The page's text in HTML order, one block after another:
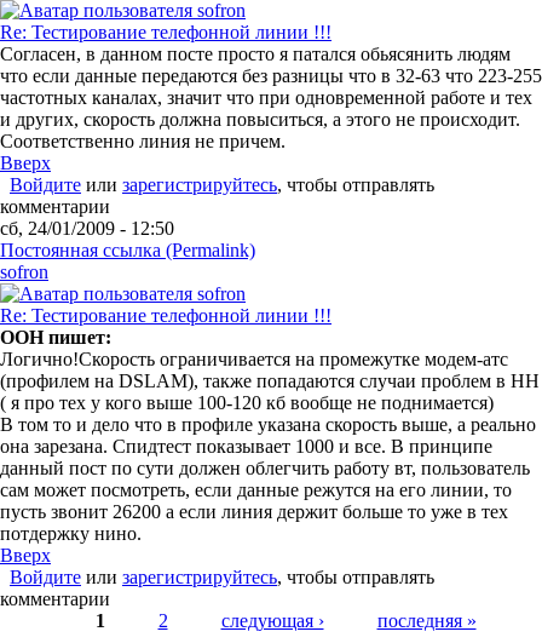
Re: Тестирование телефонной линии !!!
Согласен, в данном посте просто я патался обьясянить людям
что если данные передаются без разницы что в 32-63 что 223-255
частотных каналах, значит что при одновременной работе и тех
и других, скорость должна повыситься, а этого не происходит.
Соответственно линия не причем.
Вверх
Войдите или зарегистрируйтесь, чтобы отправлять
комментарии
сб, 24/01/2009 - 12:50
Постоянная ссылка (Permalink)
sofron
Re: Тестирование телефонной линии !!!
OOH пишет:
Логично!Скорость ограничивается на промежутке модем-атс
(профилем на DSLAM), также попадаются случаи проблем в НН
( я про тех у кого выше 100-120 кб вообще не поднимается)
В том то и дело что в профиле указана скорость выше, а реально
она зарезана. Спидтест показывает 1000 и все. В принципе
данный пост по сути должен облегчить работу вт, пользователь
сам может посмотреть, если данные режутся на его линии, то
пусть звонит 26200 а если линия держит больше то уже в тех
потдержку нино.
Вверх
Войдите или зарегистрируйтесь, чтобы отправлять
комментарии
Страницы
1 2 следующая › последняя »